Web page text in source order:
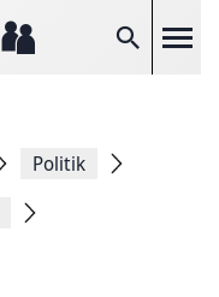
Suche
Politik